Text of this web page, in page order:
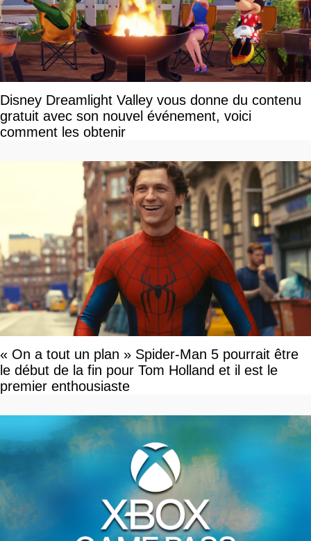
Disney Dreamlight Valley vous donne du contenu
gratuit avec son nouvel événement, voici
comment les obtenir
« On a tout un plan » Spider-Man 5 pourrait être
le début de la fin pour Tom Holland et il est le
premier enthousiaste